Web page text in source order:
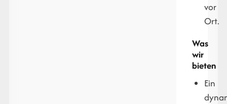
vor
Ort.
Was
wir
bieten
Ein